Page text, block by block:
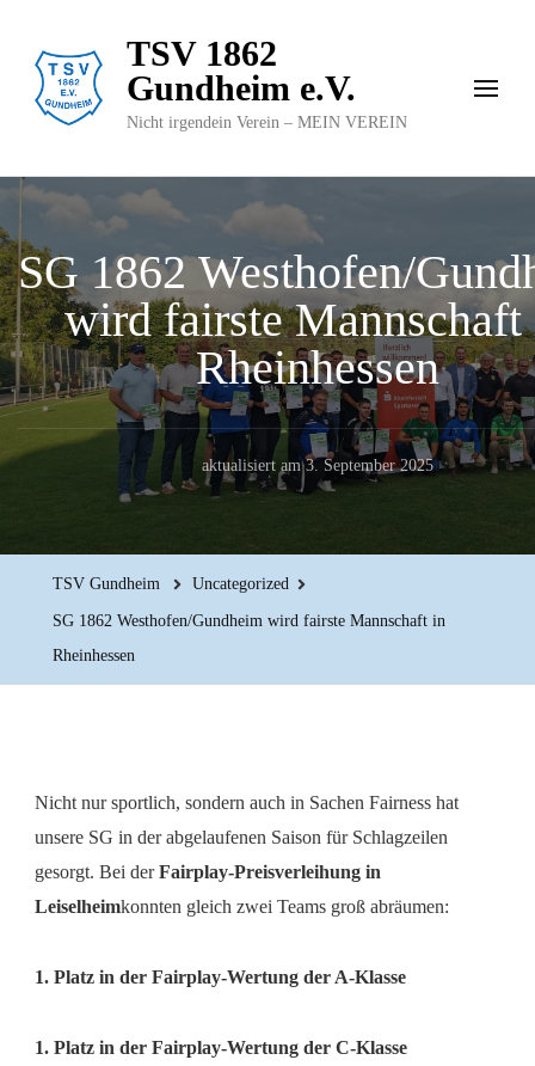
TSV 1862
Gundheim e.V.
Nicht irgendein Verein – MEIN VEREIN
SG 1862 Westhofen/
wird fairste Mannschaft
Rheinhessen
aktualisiert am3. September 2025
TSV Gundheim Uncategorized
SG 1862 Westhofen/Gundheim wird fairste Mannschaft in
Rheinhessen
Nicht nur sportlich, sondern auch in Sachen Fairness hat
unsere SG in der abgelaufenen Saison für Schlagzeilen
gesorgt. Bei derFairplay-Preisverleihung in
Leiselheimkonnten gleich zwei Teams groß abräumen:
1. Platz in der Fairplay-Wertung der A-Klasse
1. Platz in der Fairplay-Wertung der C-Klasse